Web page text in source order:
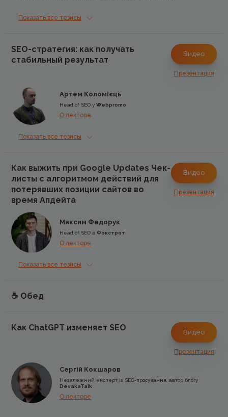
О динамике и ссылочном взрыве
Любимая механика Lincbuilding
Показать все тезисы
SEO-стратегия: как получать
стабильный результат
Видео
Презентация
Артем Коломієць
Head of SEO у Webpromo
О лекторе
Показать все тезисы
Как выжить при Google Updates Чек-
листы с алгоритмом действий для
потерявших позиции сайтов во
время Апдейта
Видео
Презентация
Максим Федорук
​Head of SEO в Фокстрот
О лекторе
Показать все тезисы
☕️ Обед
Как ChatGPT изменяет SEO Видео
Презентация
Сергій Кокшаров
Незалежний експерт із SEO-просування, автор блогу
DevakaTalk
О лекторе